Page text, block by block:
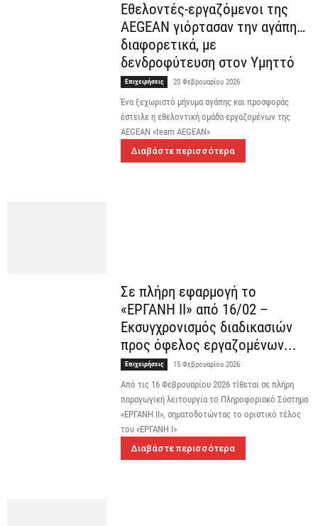
Εθελοντές-εργαζόμενοι της
AEGEAN γιόρτασαν την αγάπη…
διαφορετικά, με
δενδροφύτευση στον Υμηττό
Επιχειρήσεις 20 Φεβρουαρίου 2026
Ένα ξεχωριστό μήνυμα αγάπης και προσφοράς
έστειλε η εθελοντική ομάδα εργαζομένων της
AEGEAN «team AEGEAN»
Διαβάστε περισσότερα
Σε πλήρη εφαρμογή το
«ΕΡΓΑΝΗ ΙΙ» από 16/02 –
Εκσυγχρονισμός διαδικασιών
προς όφελος εργαζομένων...
Επιχειρήσεις 15 Φεβρουαρίου 2026
Από τις 16 Φεβρουαρίου 2026 τίθεται σε πλήρη
παραγωγική λειτουργία το Πληροφοριακό Σύστημα
«ΕΡΓΑΝΗ ΙΙ», σηματοδοτώντας το οριστικό τέλος
του «ΕΡΓΑΝΗ Ι»
Διαβάστε περισσότερα